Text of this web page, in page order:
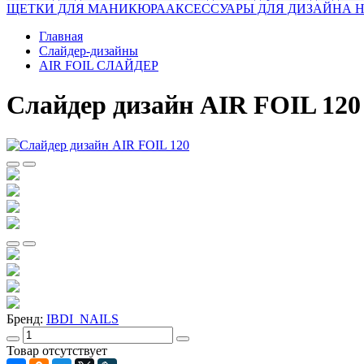
ЩЕТКИ ДЛЯ МАНИКЮРААКСЕССУАРЫ ДЛЯ ДИЗАЙНА
Главная
Слайдер-дизайны
AIR FOIL СЛАЙДЕР
Слайдер дизайн AIR FOIL 120
Бренд: IBDI_NAILS
Товар отсутствует